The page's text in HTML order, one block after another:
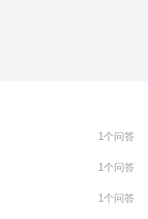
1个问答
1个问答
1个问答